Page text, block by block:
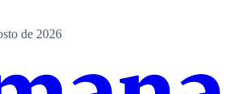
de 2026